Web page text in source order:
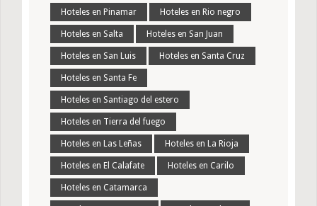
Hoteles en Pinamar Hoteles en Rio negro
Hoteles en Salta Hoteles en San Juan
Hoteles en San Luis Hoteles en Santa Cruz
Hoteles en Santa Fe
Hoteles en Santiago del estero
Hoteles en Tierra del fuego
Hoteles en Las Leñas Hoteles en La Rioja
Hoteles en El Calafate Hoteles en Carilo
Hoteles en Catamarca